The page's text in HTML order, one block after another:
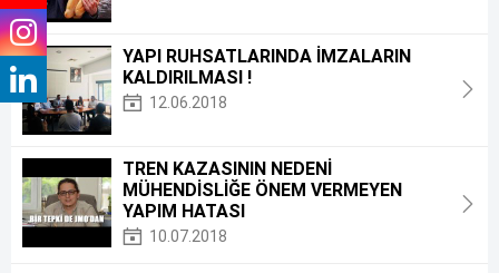
YAPI RUHSATLARINDA İMZALARIN
KALDIRILMASI !
12.06.2018
TREN KAZASININ NEDENİ
MÜHENDİSLİĞE ÖNEM VERMEYEN
YAPIM HATASI
10.07.2018